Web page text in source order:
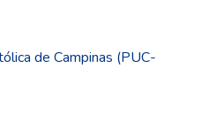
de Campinas (PUC-